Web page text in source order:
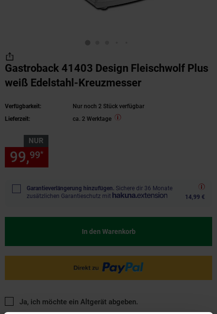
Gastroback 41403 Design Fleischwolf Plus
weiß Edelstahl-Kreuzmesser
Verfügbarkeit:
Nur noch 2 Stück verfügbar
Lieferzeit:
ca. 2 Werktage
NUR
99,99*
Garantieverlängerung hinzufügen. Sichere dir 36 Monate
zusätzlichen Garantieschutz mit
14,99 €
In den Warenkorb
Ja, ich möchte ein Altgerät abgeben.